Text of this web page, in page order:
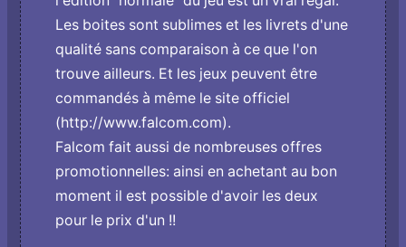
Les boites sont sublimes et les livrets d'une
qualité sans comparaison à ce que l'on
trouve ailleurs. Et les jeux peuvent être
commandés à même le site officiel
(http://www.falcom.com).
Falcom fait aussi de nombreuses offres
promotionnelles: ainsi en achetant au bon
moment il est possible d'avoir les deux
pour le prix d'un !!